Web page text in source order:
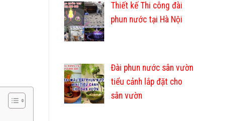
Thiết kế Thi công đài
phun nước tại Hà Nội
Đài phun nước sân vườn
tiểu cảnh lắp đặt cho
sân vườn